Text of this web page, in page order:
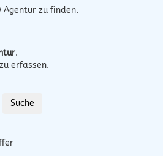
Agentur zu finden.
.
erfassen.